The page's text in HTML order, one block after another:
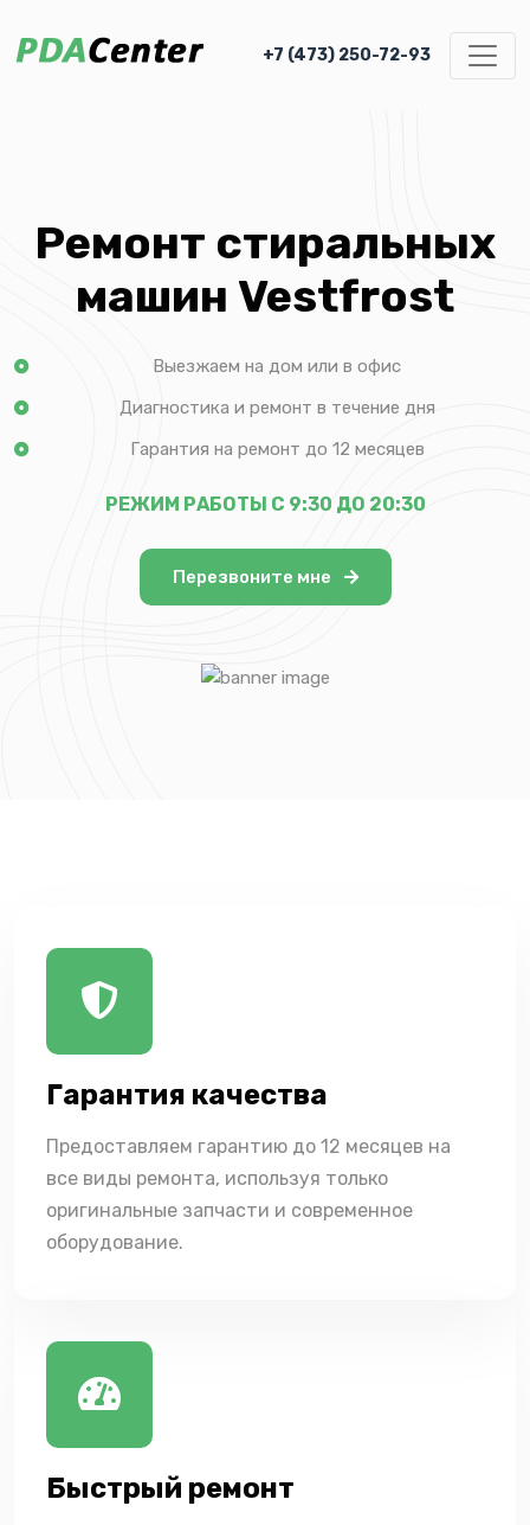
+7 (473) 250-72-93
Ремонт стиральных
машин Vestfrost
Выезжаем на дом или в офис
Диагностика и ремонт в течение дня
Гарантия на ремонт до 12 месяцев
РЕЖИМ РАБОТЫ С 9:30 ДО 20:30
Перезвоните мне
Гарантия качества
Предоставляем гарантию до 12 месяцев на
все виды ремонта, используя только
оригинальные запчасти и современное
оборудование.
Быстрый ремонт